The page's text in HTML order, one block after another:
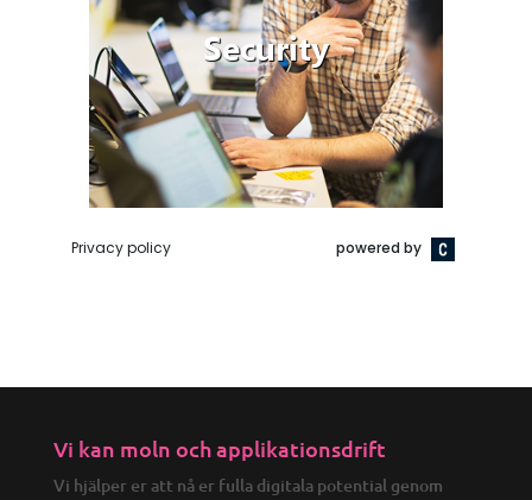
Vi kan moln och applikationsdrift
Vi hjälper er att nå er fulla digitala potential genom